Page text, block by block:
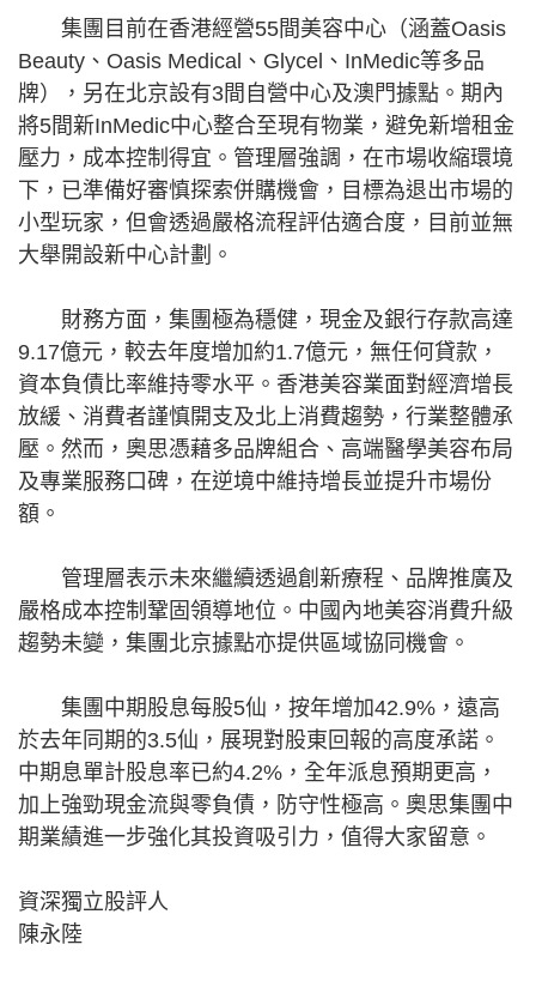
集團目前在香港經營55間美容中心（涵蓋Oasis
Beauty、Oasis Medical、Glycel、InMedic等多品
牌），另在北京設有3間自營中心及澳門據點。期內
將5間新InMedic中心整合至現有物業，避免新增租金
壓力，成本控制得宜。管理層強調，在市場收縮環境
下，已準備好審慎探索併購機會，目標為退出市場的
小型玩家，但會透過嚴格流程評估適合度，目前並無
大舉開設新中心計劃。
財務方面，集團極為穩健，現金及銀行存款高達
9.17億元，較去年度增加約1.7億元，無任何貸款，
資本負債比率維持零水平。香港美容業面對經濟增長
放緩、消費者謹慎開支及北上消費趨勢，行業整體承
壓。然而，奧思憑藉多品牌組合、高端醫學美容布局
及專業服務口碑，在逆境中維持增長並提升市場份
額。
管理層表示未來繼續透過創新療程、品牌推廣及
嚴格成本控制鞏固領導地位。中國內地美容消費升級
趨勢未變，集團北京據點亦提供區域協同機會。
集團中期股息每股5仙，按年增加42.9%，遠高
於去年同期的3.5仙，展現對股東回報的高度承諾。
中期息單計股息率已約4.2%，全年派息預期更高，
加上強勁現金流與零負債，防守性極高。奧思集團中
期業績進一步強化其投資吸引力，值得大家留意。
資深獨立股評人
陳永陸